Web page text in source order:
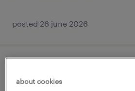
posted 26 june 2026
メンテナンス、検査、その
about cookies